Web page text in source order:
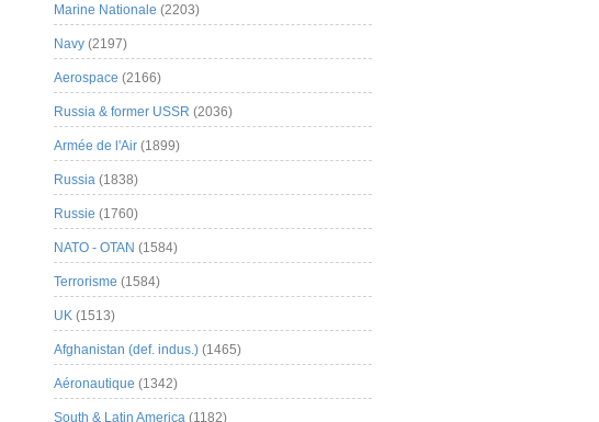
Marine Nationale (2203)
Navy (2197)
Aerospace (2166)
Russia & former USSR (2036)
Armée de l'Air (1899)
Russia (1838)
Russie (1760)
NATO - OTAN (1584)
Terrorisme (1584)
UK (1513)
Afghanistan (def. indus.) (1465)
Aéronautique (1342)
South & Latin America (1182)